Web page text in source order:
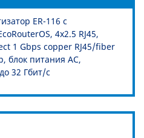
ER-116 с
4x2.5 RJ45,
1 Gbps copper RJ45/fiber
блок питания AC,
32 Гбит/c